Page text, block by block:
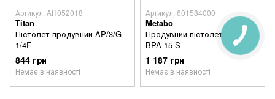
Артикул: AH052018
Titan
Пістолет продувний AP/3/G
1/4F
844 грн
Немає в наявності
Артикул: 601584000
Metabo
Продувний пістолет Metabo
BPA 15 S
1 187 грн
Немає в наявності